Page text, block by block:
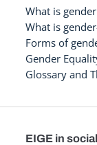
What is
What is
Forms of
Gender
Glossary and
EIGE in